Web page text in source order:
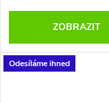
ZOBRAZIT
Odesíláme ihned